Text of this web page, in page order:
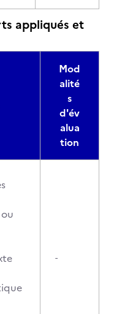
appliqués et
Mod
alité
s
d'év
alua
tion
-